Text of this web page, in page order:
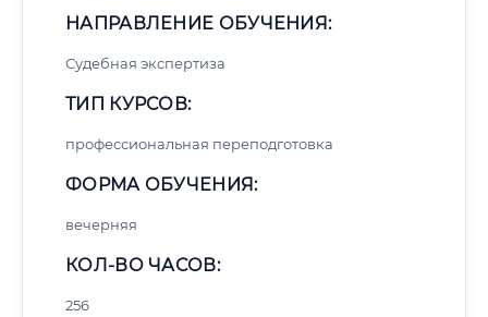
НАПРАВЛЕНИЕ ОБУЧЕНИЯ:
Судебная экспертиза
ТИП КУРСОВ:
профессиональная переподготовка
ФОРМА ОБУЧЕНИЯ:
вечерняя
КОЛ-ВО ЧАСОВ:
256